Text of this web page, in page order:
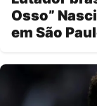
Osso”
em São